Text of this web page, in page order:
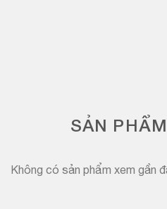
SẢN
Không có sản phẩm xem gần